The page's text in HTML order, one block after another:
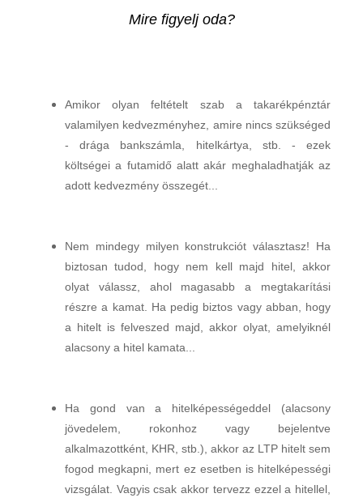
Mire figyelj oda?
Amikor olyan feltételt szab a takarékpénztár
valamilyen kedvezményhez, amire nincs szükséged
- drága bankszámla, hitelkártya, stb. - ezek
költségei a futamidő alatt akár meghaladhatják az
adott kedvezmény összegét...
Nem mindegy milyen konstrukciót választasz! Ha
biztosan tudod, hogy nem kell majd hitel, akkor
olyat válassz, ahol magasabb a megtakarítási
részre a kamat. Ha pedig biztos vagy abban, hogy
a hitelt is felveszed majd, akkor olyat, amelyiknél
alacsony a hitel kamata...
Ha gond van a hitelképességeddel (alacsony
jövedelem, rokonhoz vagy bejelentve
alkalmazottként, KHR, stb.), akkor az LTP hitelt sem
fogod megkapni, mert ez esetben is hitelképességi
vizsgálat. Vagyis csak akkor tervezz ezzel a hitellel,